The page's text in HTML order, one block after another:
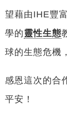
望藉由IHE豐
學的靈性生態
球的生態危機
感恩這次的合
平安！